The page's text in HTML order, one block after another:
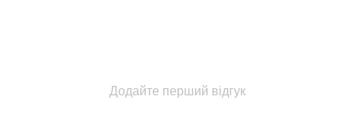
Додайте перший відгук